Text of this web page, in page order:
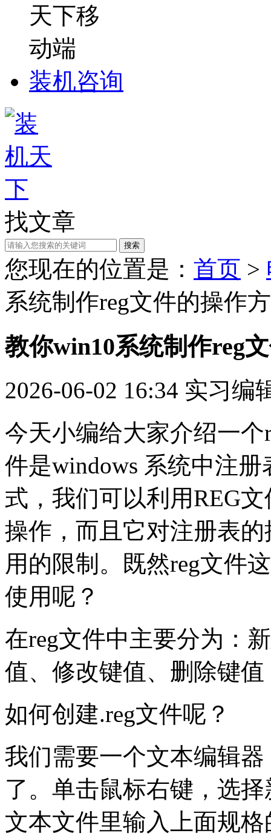
装机咨询
找文章
搜索
您现在的位置是： 首页 >
系统制作reg文件的操作
教你win10系统制作reg
2026-06-02 16:34 实习编
今天小编给大家介绍一
件是windows 系统中注
式，我们可以利用REG
操作，而且它对注册表的
用的限制。既然reg文件
使用呢？
在reg文件中主要分为：
值、修改键值、删除键值
如何创建.reg文件呢？
我们需要一个文本编辑
了。单击鼠标右键，选
文本文件里输入上面规